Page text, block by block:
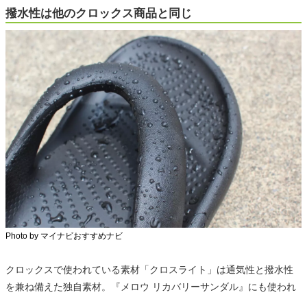
撥水性は他のクロックス商品と同じ
Photo by マイナビおすすめナビ
クロックスで使われている素材「クロスライト」は通気性と撥水性
を兼ね備えた独自素材。『メロウ リカバリーサンダル』にも使われ